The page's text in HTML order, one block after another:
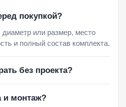
покупкой?
или размер, место
и полный состав комплекта.
без проекта?
и монтаж?